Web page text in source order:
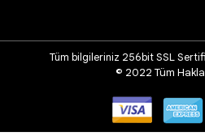
Tüm bilgileriniz 256bit SSL
© 2022 Tüm